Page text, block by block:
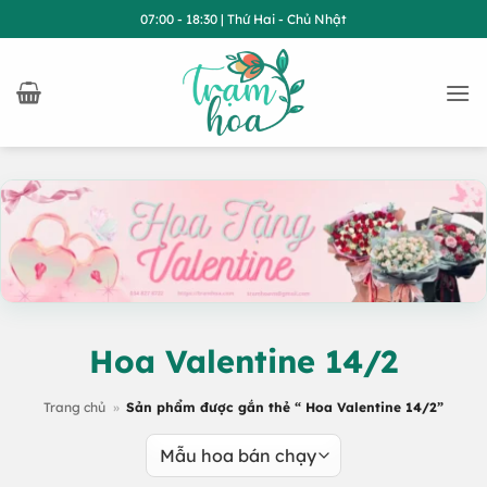
qua
dung
07:00 - 18:30 | Thứ Hai - Chủ Nhật
Hoa Valentine 14/2
Trang chủ » Sản phẩm được gắn thẻ “ Hoa Valentine 14/2”